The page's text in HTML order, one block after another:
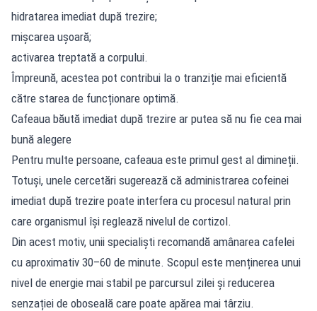
hidratarea imediat după trezire;
mișcarea ușoară;
activarea treptată a corpului.
Împreună, acestea pot contribui la o tranziție mai eficientă
către starea de funcționare optimă.
Cafeaua băută imediat după trezire ar putea să nu fie cea mai
bună alegere
Pentru multe persoane, cafeaua este primul gest al dimineții.
Totuși, unele cercetări sugerează că administrarea cofeinei
imediat după trezire poate interfera cu procesul natural prin
care organismul își reglează nivelul de cortizol.
Din acest motiv, unii specialiști recomandă amânarea cafelei
cu aproximativ 30–60 de minute. Scopul este menținerea unui
nivel de energie mai stabil pe parcursul zilei și reducerea
senzației de oboseală care poate apărea mai târziu.